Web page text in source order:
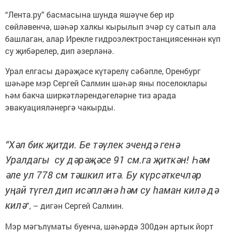
“Лента.ру” басмасына шунда яшәүче бер ир
сөйләвенчә, шәһәр халкы кырылып эчәр су сатып ала
башлаган, алар Ирекле гидроэлектростанциясеннән күп
су җибәрелер, дип әзерләнә.
Урал елгасы дәрәҗәсе күтәрелү сәбәпле, Оренбург
шәһәре мэр Сергей Салмин шәһәр яны поселоклары
һәм бакча ширкәтләрендәгеләрне тиз арада
эвакуацияләнергә чакырды.
“Хәл бик җитди. Бе тәүлек эчендә генә
Уралдагы су дәрәҗәсе 91 см.га җиткән! Һәм
әле ул 778 см тәшкил итә. Бу күрсәткечләр
уңай түгел дип исәпләнә һәм су һаман килә дә
килә”, – дигән Сергей Салмин.
Мэр мәгълүматы буенча, шәһәрдә 300дән артык йорт